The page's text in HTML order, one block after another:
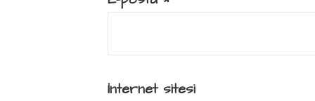
İnternet sitesi